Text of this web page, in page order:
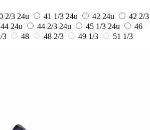
2/3 24u 41 1/3 24u 42 24u
42 2/3
44 24u 44 2/3 24u 45 1/3 24u
46
3 48 48 2/3 49 1/3
51 1/3